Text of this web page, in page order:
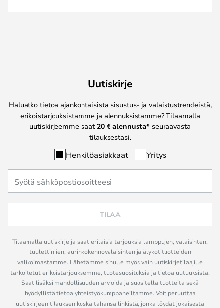
Uutiskirje
Haluatko tietoa ajankohtaisista sisustus- ja valaistustrendeistä,
erikoistarjouksistamme ja alennuksistamme? Tilaamalla
uutiskirjeemme saat 20 € alennusta* seuraavasta
tilauksestasi.
Henkilöasiakkaat Yritys
TILAA
Tilaamalla uutiskirje ja saat erilaisia tarjouksia lamppujen, valaisinten,
tuulettimien, aurinkokennovalaisinten ja älykotituotteiden
valikoimastamme. Lähetämme sinulle myös vain uutiskirjetilaajille
tarkoitetut erikoistarjouksemme, tuotesuosituksia ja tietoa uutuuksista.
Saat lisäksi mahdollisuuden arvioida ja suositella tuotteita sekä
hyödyllistä tietoa yhteistyökumppaneiltamme. Voit peruuttaa
uutiskirjeen tilauksen koska tahansa linkistä, jonka löydät jokaisesta